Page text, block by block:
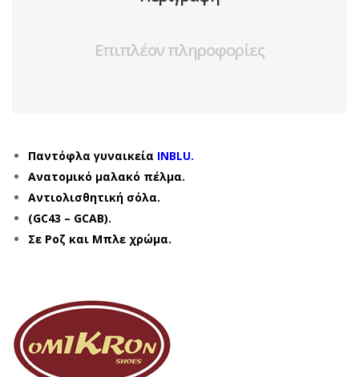
Επιπλέον πληροφορίες
Παντόφλα γυναικεία INBLU.
Ανατομικό μαλακό πέλμα.
Αντιολισθητική σόλα.
(GC43 – GCAB).
Σε Ροζ και Μπλε χρώμα.